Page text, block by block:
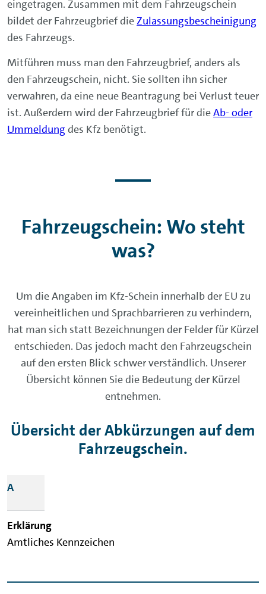
eingetragen. Zusammen mit dem Fahrzeugschein
bildet der Fahrzeugbrief dieZulassungsbescheinigung
des Fahrzeugs.
Mitführen muss man den Fahrzeugbrief, anders als
den Fahrzeugschein, nicht. Sie sollten ihn sicher
verwahren, da eine neue Beantragung bei Verlust teuer
ist. Außerdem wird der Fahrzeugbrief für dieAb- oder
Ummeldung des Kfz benötigt.
Fahrzeugschein: Wo steht
was?
Um die Angaben im Kfz-Schein innerhalb der EU zu
vereinheitlichen und Sprachbarrieren zu verhindern,
hat man sich statt Bezeichnungen der Felder für Kürzel
entschieden. Das jedoch macht den Fahrzeugschein
auf den ersten Blick schwer verständlich. Unserer
Übersicht können Sie die Bedeutung der Kürzel
entnehmen.
Übersicht der Abkürzungen auf dem
Fahrzeugschein.
Abkürzung
Erklärung
A
Amtliches Kennzeichen